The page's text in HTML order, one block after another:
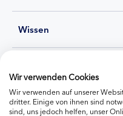
Wissen
Ernährung
Wir verwenden Cookies
Wir verwenden auf unserer
dritter. Einige von ihnen sind
sind, uns jedoch helfen, unser